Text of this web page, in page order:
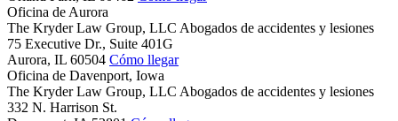
Oficina de Aurora
The Kryder Law Group, LLC Abogados de accidentes y lesiones
75 Executive Dr., Suite 401G
Aurora, IL 60504 Cómo llegar
Oficina de Davenport, Iowa
The Kryder Law Group, LLC Abogados de accidentes y lesiones
332 N. Harrison St.